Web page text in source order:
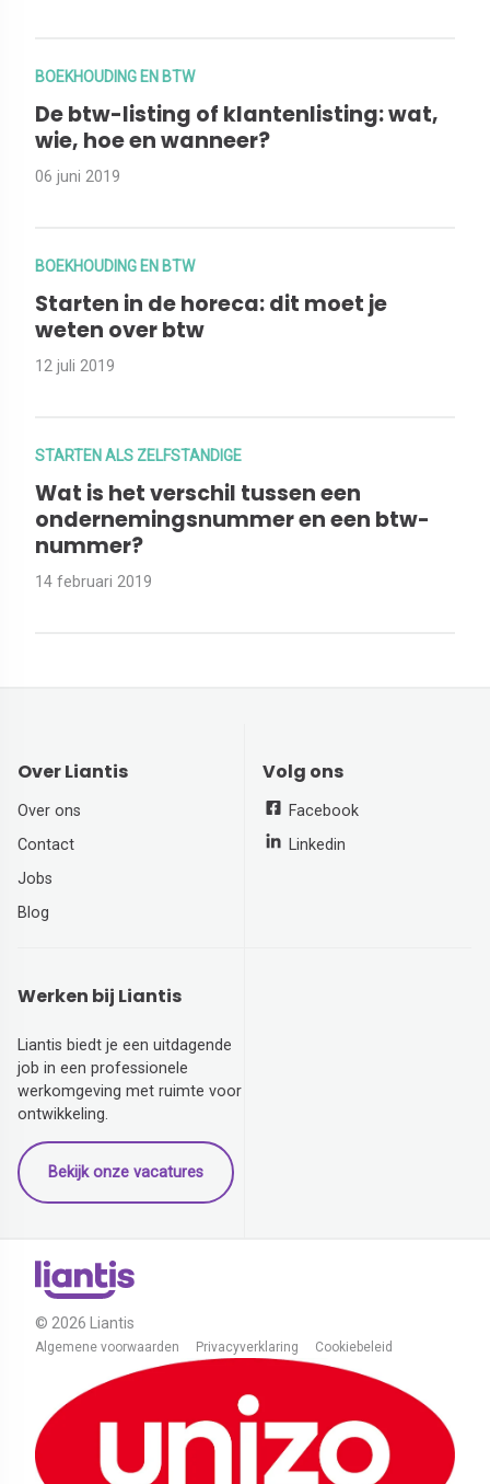
BOEKHOUDING EN BTW
De btw-listing of klantenlisting: wat,
wie, hoe en wanneer?
06 juni 2019
BOEKHOUDING EN BTW
Starten in de horeca: dit moet je
weten over btw
12 juli 2019
STARTEN ALS ZELFSTANDIGE
Wat is het verschil tussen een
ondernemingsnummer en een btw-
nummer?
14 februari 2019
Over Liantis
Over ons
Contact
Jobs
Blog
Volg ons
Facebook
Linkedin
Werken bij Liantis
Liantis biedt je een uitdagende
job in een professionele
werkomgeving met ruimte voor
ontwikkeling.
Bekijk onze vacatures
© 2026 Liantis
Algemene voorwaarden Privacyverklaring Cookiebeleid